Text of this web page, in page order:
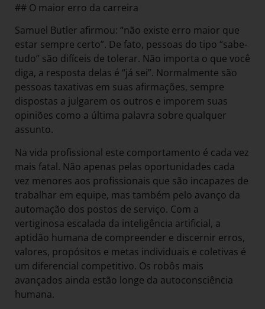
## O maior erro da carreira
Samuel Butler afirmou: “não existe erro maior que
estar sempre certo”. De fato, pessoas do tipo “sabe-
tudo” são difíceis de tolerar. Não importa o que você
diga, a resposta delas é “já sei”. Normalmente são
pessoas taxativas em suas afirmações, sempre
dispostas a julgarem os outros e imporem suas
opiniões como a última palavra sobre qualquer
assunto.
Na vida profissional este comportamento é cada vez
mais fatal. Não apenas pelas oportunidades cada
vez menores aos profissionais que são incapazes de
trabalhar em equipe, mas também pelo avanço da
automação dos postos de serviço. Com a
vertiginosa escalada da inteligência artificial, a
aptidão humana de compreender e discernir erros,
valores, propósitos e metas individuais e coletivas é
um diferencial competitivo. Os robôs mais
avançados ainda estão longe da autoconsciência
humana.